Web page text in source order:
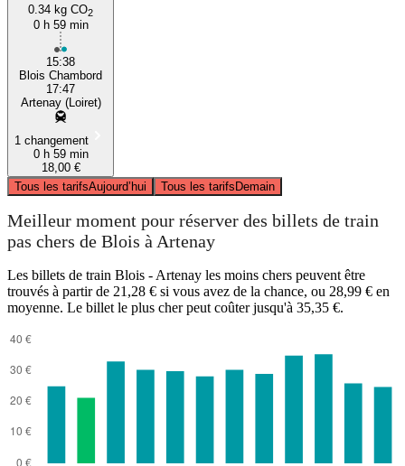
0.34 kg CO2
0 h 59 min
15:38
Blois Chambord
17:47
Artenay (Loiret)
1 changement
0 h 59 min
18,00 €
Tous les tarifsAujourd’hui Tous les tarifsDemain
Meilleur moment pour réserver des billets de train
pas chers de Blois à Artenay
Les billets de train Blois - Artenay les moins chers peuvent être
trouvés à partir de 21,28 € si vous avez de la chance, ou 28,99 € en
moyenne. Le billet le plus cher peut coûter jusqu'à 35,35 €.